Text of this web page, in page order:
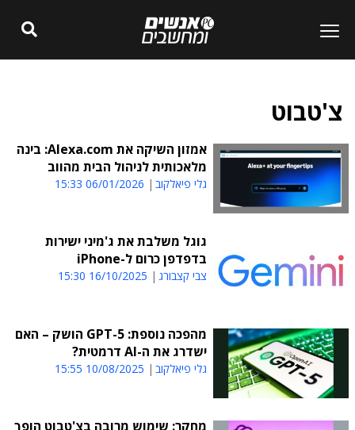
צ'טבוט
אמזון השיקה את Alexa.com: בינה
מלאכותית לניהול הבית מהווב
גלי פיאלקוב 06/01/2026 15:33
גוגל משלבת את ג'מיני ישירות
בדפדפן כרום ל-iPhone
צבי קצבורג 16/10/2025 15:30
מהפכה נוספת: GPT-5 הושק – האם
ישדרג את ה-AI דרמטית?
גלי פיאלקוב 10/08/2025 15:55
מחקר: שימוש מרובה בצ'טבוט הופך